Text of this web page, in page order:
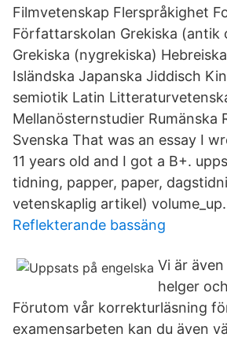
Filmvetenskap Flerspråkighet
Författarskolan Grekiska (antik
Grekiska (nygrekiska)
Isländska Japanska Jiddisch
semiotik Latin
Mellanösternstudier Rumänska
Svenska That was an essay I
11 years old and I got a B+.
tidning, papper, paper,
vetenskaplig artikel) volume_up.
Reflekterande bassäng
Vi är
helger
Förutom vår korrekturläsning
examensarbeten kan du även